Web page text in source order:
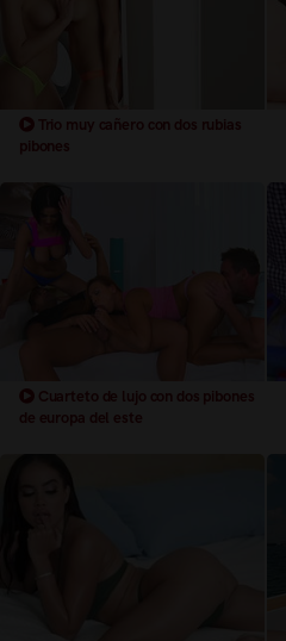
Trio muy cañero con dos rubias
pibones
Cuarteto de lujo con dos pibones
de europa del este